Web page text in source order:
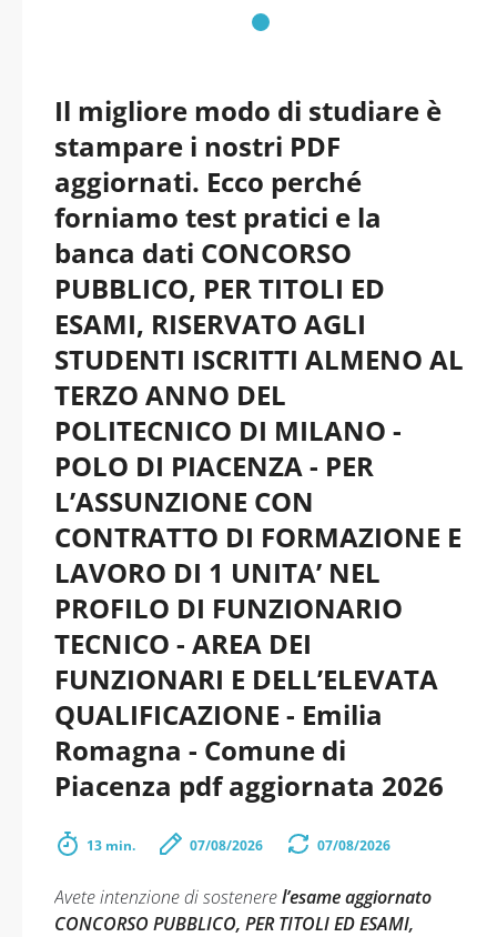
pdf versione 2026
Il migliore modo di studiare è
stampare i nostri PDF
aggiornati. Ecco perché
forniamo test pratici e la
banca dati CONCORSO
PUBBLICO, PER TITOLI ED
ESAMI, RISERVATO AGLI
STUDENTI ISCRITTI ALMENO AL
TERZO ANNO DEL
POLITECNICO DI MILANO -
POLO DI PIACENZA - PER
L’ASSUNZIONE CON
CONTRATTO DI FORMAZIONE E
LAVORO DI 1 UNITA’ NEL
PROFILO DI FUNZIONARIO
TECNICO - AREA DEI
FUNZIONARI E DELL’ELEVATA
QUALIFICAZIONE - Emilia
Romagna - Comune di
Piacenza pdf aggiornata 2026
13 min. 07/08/2026 07/08/2026
Avete intenzione di sostenerel’esame aggiornato
CONCORSO PUBBLICO, PER TITOLI ED ESAMI,